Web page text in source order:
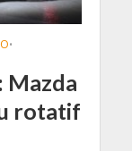
•
Mazda
rotatif